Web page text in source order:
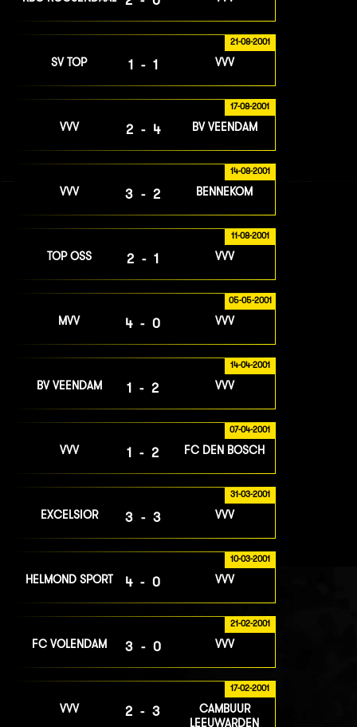
21-08-2001
SV TOP 1-1 VVV
17-08-2001
VVV 2-4 BV VEENDAM
14-08-2001
VVV 3-2 BENNEKOM
11-08-2001
TOP OSS 2-1 VVV
05-05-2001
MVV 4-0 VVV
14-04-2001
BV VEENDAM 1-2 VVV
07-04-2001
VVV 1-2 FC DEN BOSCH
31-03-2001
EXCELSIOR 3-3 VVV
10-03-2001
HELMOND SPORT 4-0 VVV
21-02-2001
FC VOLENDAM 3-0 VVV
17-02-2001
VVV 2-3
CAMBUUR
LEEUWARDEN